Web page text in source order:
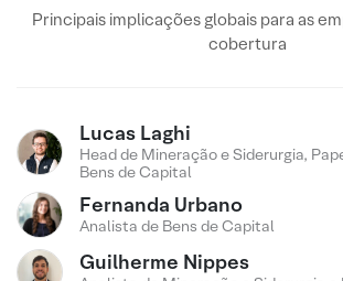
Principais implicações globais para as
cobertura
Lucas Laghi
Head de Mineração e Siderurgia,
Bens de Capital
Fernanda Urbano
Analista de Bens de Capital
Guilherme Nippes